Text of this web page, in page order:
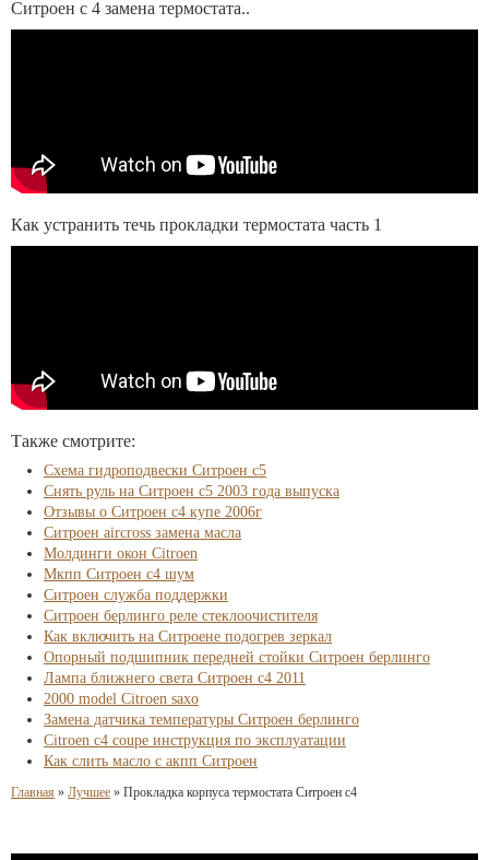
Ситроен с 4 замена термостата..
Как устранить течь прокладки термостата часть 1
Также смотрите:
Схема гидроподвески Ситроен с5
Снять руль на Ситроен с5 2003 года выпуска
Отзывы о Ситроен с4 купе 2006г
Ситроен aircross замена масла
Молдинги окон Citroen
Мкпп Ситроен с4 шум
Ситроен служба поддержки
Ситроен берлинго реле стеклоочистителя
Как включить на Ситроене подогрев зеркал
Опорный подшипник передней стойки Ситроен берлинго
Лампа ближнего света Ситроен с4 2011
2000 model Citroen saxo
Замена датчика температуры Ситроен берлинго
Citroen c4 coupe инструкция по эксплуатации
Как слить масло с акпп Ситроен
Главная » Лучшее » Прокладка корпуса термостата Ситроен с4